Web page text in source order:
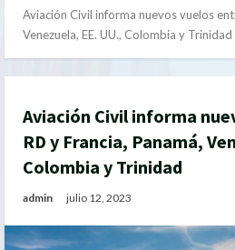
Aviación Civil informa nuevos vuelos
Venezuela, EE. UU., Colombia y Trinidad
Aviación Civil informa
RD y Francia, Panamá,
Colombia y Trinidad
admin julio 12, 2023